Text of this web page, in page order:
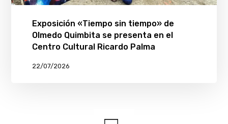
Exposición «Tiempo sin tiempo» de
Olmedo Quimbita se presenta en el
Centro Cultural Ricardo Palma
22/07/2026